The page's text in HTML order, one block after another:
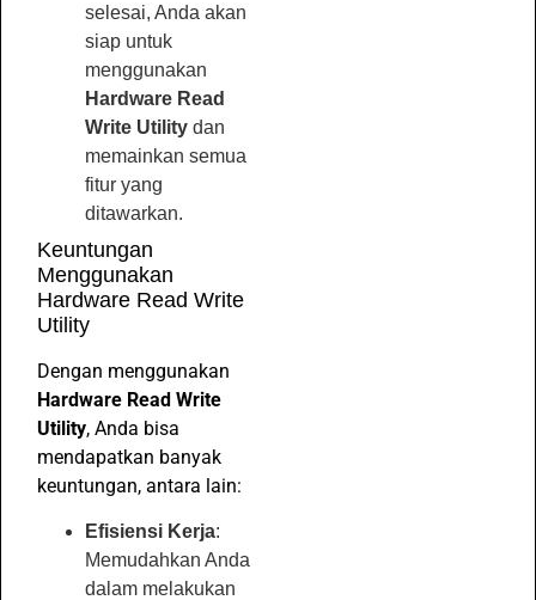
selesai, Anda akan
siap untuk
menggunakan
Hardware Read
Write Utility dan
memainkan semua
fitur yang
ditawarkan.
Keuntungan
Menggunakan
Hardware Read Write
Utility
Dengan menggunakan
Hardware Read Write
Utility, Anda bisa
mendapatkan banyak
keuntungan, antara lain:
Efisiensi Kerja:
Memudahkan Anda
dalam melakukan